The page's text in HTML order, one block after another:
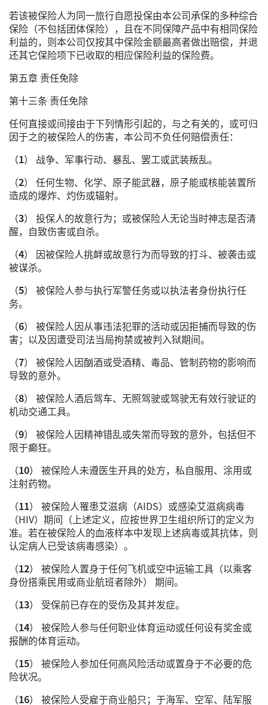
若该被保险人为同一旅行自愿投保由本公司承保的多种综合
保险（不包括团体保险），且在不同保障产品中有相同保险
利益的，则本公司仅按其中保险金额最高者做出赔偿，并退
还其它保险项下已收取的相应保险利益的保险费。
第五章 责任免除
第十三条 责任免除
任何直接或间接由于下列情形引起的，与之有关的，或可归
因于之的被保险人的伤害，本公司不负任何赔偿责任：
（1） 战争、军事行动、暴乱、罢工或武装叛乱。
（2） 任何生物、化学、原子能武器，原子能或核能装置所
造成的爆炸、灼伤或辐射。
（3） 投保人的故意行为；或被保险人无论当时神志是否清
醒，自致伤害或自杀。
（4） 因被保险人挑衅或故意行为而导致的打斗、被袭击或
被谋杀。
（5） 被保险人参与执行军警任务或以执法者身份执行任
务。
（6） 被保险人因从事违法犯罪的活动或因拒捕而导致的伤
害；以及因遭受司法当局拘禁或被判入狱期间。
（7） 被保险人因酗酒或受酒精、毒品、管制药物的影响而
导致的意外。
（8） 被保险人酒后驾车、无照驾驶或驾驶无有效行驶证的
机动交通工具。
（9） 被保险人因精神错乱或失常而导致的意外，包括但不
限于癫狂。
（10） 被保险人未遵医生开具的处方，私自服用、涂用或
注射药物。
（11） 被保险人罹患艾滋病（AIDS）或感染艾滋病病毒
（HIV）期间（上述定义，应按世界卫生组织所订的定义为
准。若在被保险人的血液样本中发现上述病毒或其抗体，则
认定病人已受该病毒感染）。
（12） 被保险人置身于任何飞机或空中运输工具（以乘客
身份搭乘民用或商业航班者除外） 期间。
（13） 受保前已存在的受伤及其并发症。
（14） 被保险人参与任何职业体育运动或任何设有奖金或
报酬的体育运动。
（15） 被保险人参加任何高风险活动或置身于不必要的危
险状况。
（16） 被保险人受雇于商业船只；于海军、空军、陆军服